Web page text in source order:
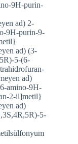
9H-purin-
ad) 2-
9H-purin-9-
ad) (3-
5-(6-
ad)
amino-9H-
2-il]metil}
ad)
5-